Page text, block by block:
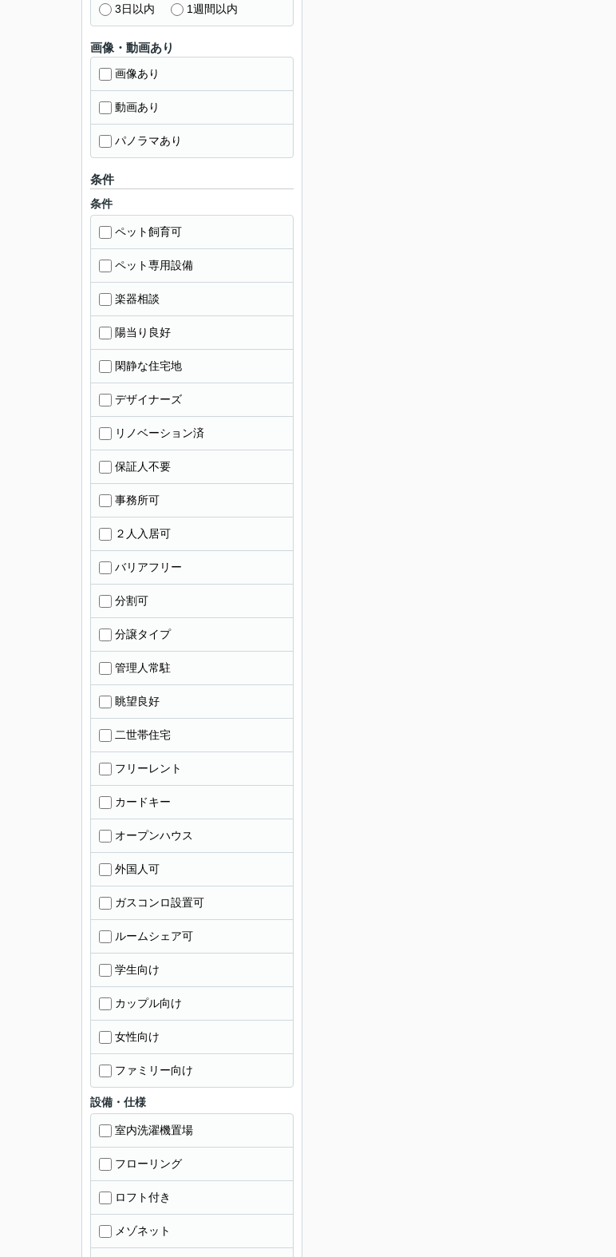
3日以内 1週間以内
画像・動画あり
画像あり
動画あり
パノラマあり
条件
条件
ペット飼育可
ペット専用設備
楽器相談
陽当り良好
閑静な住宅地
デザイナーズ
リノベーション済
保証人不要
事務所可
２人入居可
バリアフリー
分割可
分譲タイプ
管理人常駐
眺望良好
二世帯住宅
フリーレント
カードキー
オープンハウス
外国人可
ガスコンロ設置可
ルームシェア可
学生向け
カップル向け
女性向け
ファミリー向け
設備・仕様
室内洗濯機置場
フローリング
ロフト付き
メゾネット